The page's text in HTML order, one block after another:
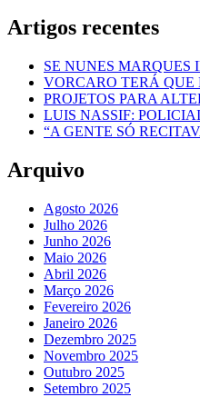
Artigos recentes
SE NUNES MARQUES
VORCARO TERÁ
PROJETOS PARA
LUIS NASSIF:
“A GENTE SÓ
Arquivo
Agosto 2026
Julho 2026
Junho 2026
Maio 2026
Abril 2026
Março 2026
Fevereiro 2026
Janeiro 2026
Dezembro 2025
Novembro 2025
Outubro 2025
Setembro 2025